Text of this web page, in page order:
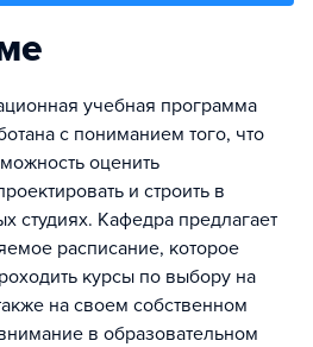
учебная программа
с пониманием того, что
оценить
и строить в
студиях. Кафедра предлагает
расписание, которое
курсы по выбору на
на своем собственном
в образовательном